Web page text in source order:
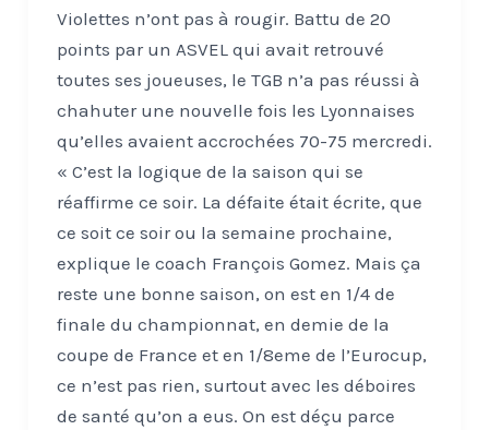
Violettes n’ont pas à rougir. Battu de 20
points par un ASVEL qui avait retrouvé
toutes ses joueuses, le TGB n’a pas réussi à
chahuter une nouvelle fois les Lyonnaises
qu’elles avaient accrochées 70-75 mercredi.
« C’est la logique de la saison qui se
réaffirme ce soir. La défaite était écrite, que
ce soit ce soir ou la semaine prochaine,
explique le coach François Gomez. Mais ça
reste une bonne saison, on est en 1/4 de
finale du championnat, en demie de la
coupe de France et en 1/8eme de l’Eurocup,
ce n’est pas rien, surtout avec les déboires
de santé qu’on a eus. On est déçu parce